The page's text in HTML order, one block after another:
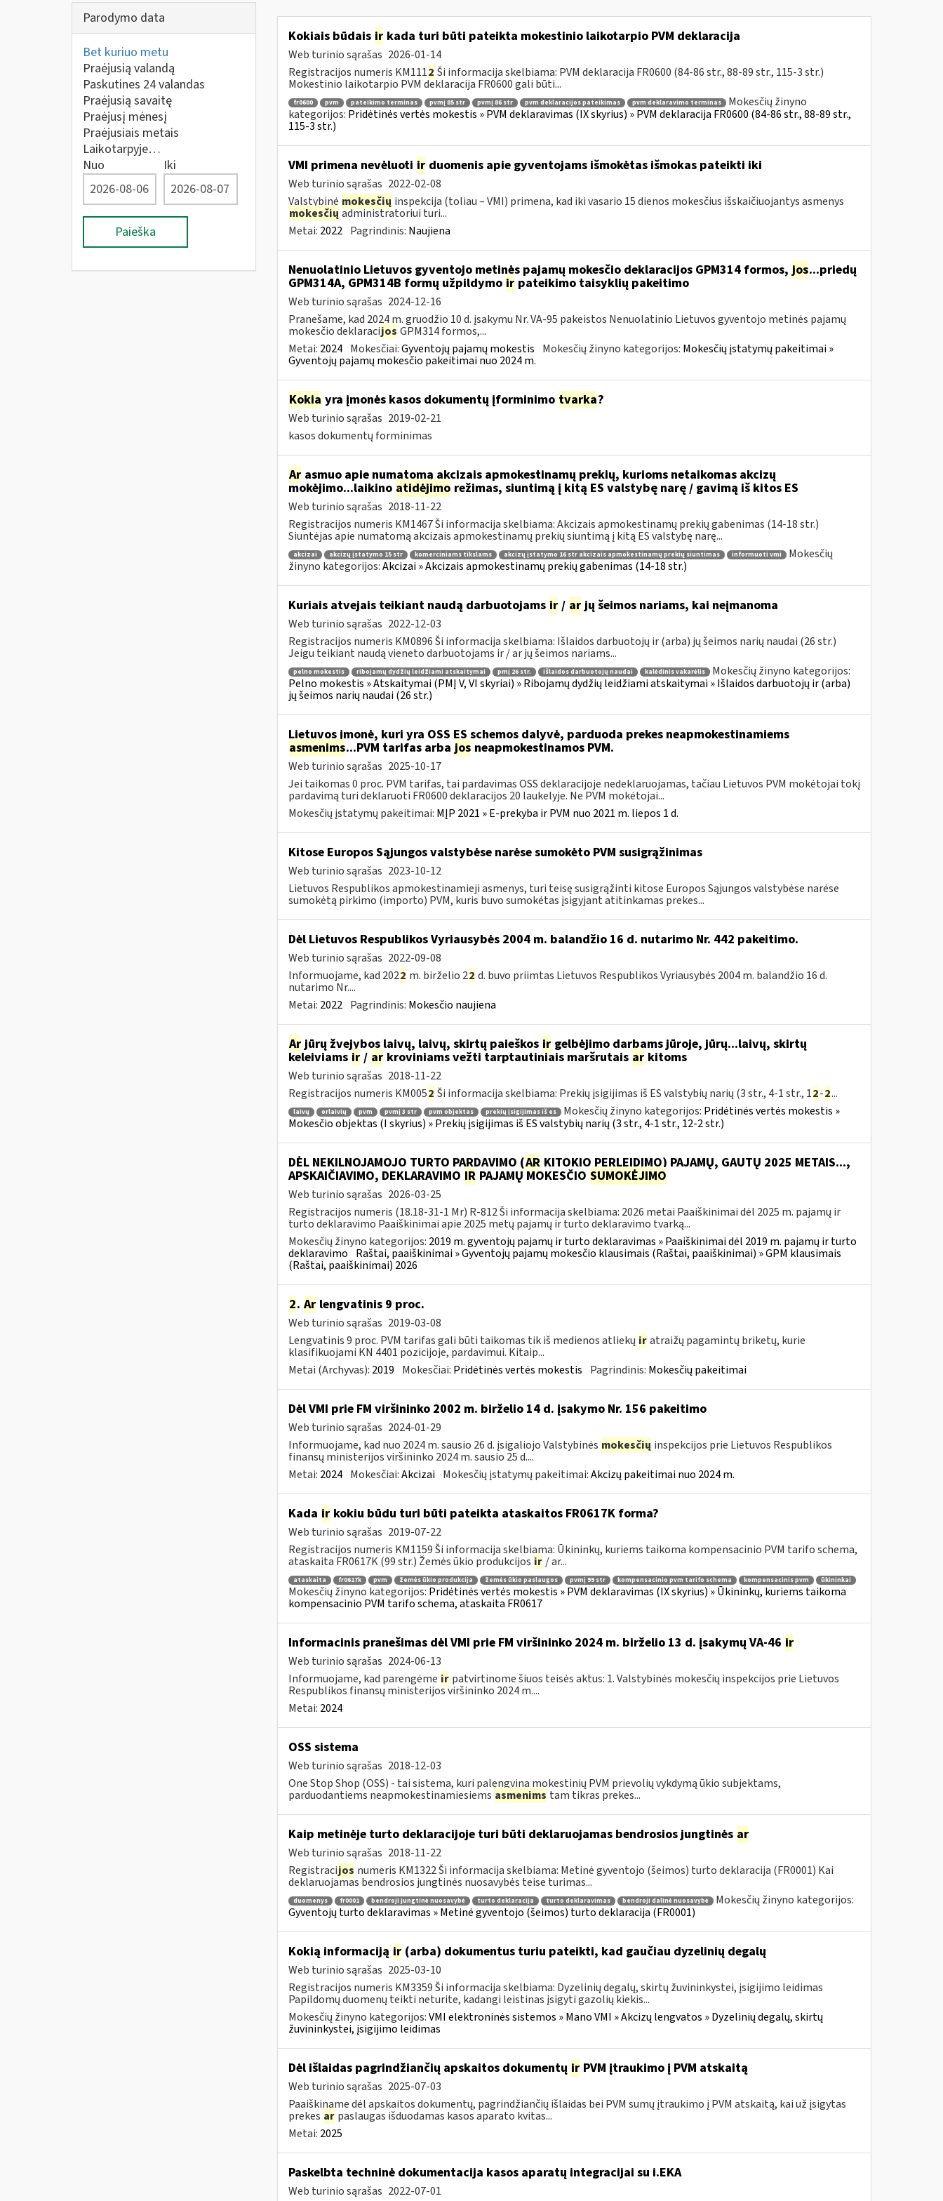
Parodymo data
Bet kuriuo metu
Praėjusią valandą
Paskutines 24 valandas
Praėjusią savaitę
Praėjusį mėnesį
Praėjusiais metais
Laikotarpyje…
Nuo
Iki
Paieška
Kokiais būdais irkada turi būti pateikta mokestinio laikotarpio PVM deklaracija
Web turinio sąrašas 2026-01-14
Registracijos numeris KM1112 Ši informacija skelbiama: PVM deklaracija FR0600 (84-86 str., 88-89 str., 115-3 str.)
Mokestinio laikotarpio PVM deklaracija FR0600 gali būti...
fr0600 pvm pateikimo terminas pvmį 85 str pvmį 86 str pvm deklaracijos pateikimas pvm deklaravimo terminas
Mokesčių žinyno
kategorijos: Pridėtinės vertės mokestis » PVM deklaravimas (IX skyrius) » PVM deklaracija FR0600 (84-86 str., 88-89 str.,
115-3 str.)
VMI primena nevėluoti irduomenis apie gyventojams išmokėtas išmokas pateikti iki
Web turinio sąrašas 2022-02-08
Valstybinė mokesčių inspekcija (toliau – VMI) primena, kad iki vasario 15 dienos mokesčius išskaičiuojantys asmenys
mokesčių administratoriui turi...
Metai: 2022 Pagrindinis: Naujiena
Nenuolatinio Lietuvos gyventojo metinės pajamų mokesčio deklaracijos GPM314 formos, jos...priedų
GPM314A, GPM314B formų užpildymo irpateikimo taisyklių pakeitimo
Web turinio sąrašas 2024-12-16
Pranešame, kad 2024 m. gruodžio 10 d. įsakymu Nr. VA-95 pakeistos Nenuolatinio Lietuvos gyventojo metinės pajamų
mokesčio deklaracijos GPM314 formos,...
Metai: 2024 Mokesčiai:Gyventojų pajamų mokestis Mokesčių žinyno kategorijos: Mokesčių įstatymų pakeitimai »
Gyventojų pajamų mokesčio pakeitimai nuo 2024 m.
Kokia yra įmonės kasos dokumentų įforminimo tvarka?
Web turinio sąrašas 2019-02-21
kasos dokumentų forminimas
Arasmuo apie numatomą akcizais apmokestinamų prekių, kurioms netaikomas akcizų
mokėjimo...laikino atidėjimo režimas, siuntimą į kitą ES valstybę narę / gavimą iš kitos ES
Web turinio sąrašas 2018-11-22
Registracijos numeris KM1467 Ši informacija skelbiama: Akcizais apmokestinamų prekių gabenimas (14-18 str.)
Siuntėjas apie numatomą akcizais apmokestinamų prekių siuntimą į kitą ES valstybę narę...
akcizai akcizų įstatymo 15 str komerciniams tikslams akcizų įstatymo 16 str akcizais apmokestinamų prekių siuntimas informuoti vmi
Mokesčių
žinyno kategorijos:Akcizai » Akcizais apmokestinamų prekių gabenimas (14-18 str.)
Kuriais atvejais teikiant naudą darbuotojams ir/ arjų šeimos nariams, kai neįmanoma
Web turinio sąrašas 2022-12-03
Registracijos numeris KM0896 Ši informacija skelbiama: Išlaidos darbuotojų ir (arba) jų šeimos narių naudai (26 str.)
Jeigu teikiant naudą vieneto darbuotojams ir / ar jų šeimos nariams...
pelno mokestis ribojamų dydžių leidžiami atskaitymai pmį 26 str. išlaidos darbuotojų naudai kalėdinis vakarėlis
Mokesčių žinyno kategorijos:
Pelno mokestis » Atskaitymai (PMĮ V, VI skyriai) » Ribojamų dydžių leidžiami atskaitymai » Išlaidos darbuotojų ir (arba)
jų šeimos narių naudai (26 str.)
Lietuvos įmonė, kuri yra OSS ES schemos dalyvė, parduoda prekes neapmokestinamiems
asmenims...PVM tarifas arba jos neapmokestinamos PVM.
Web turinio sąrašas 2025-10-17
Jei taikomas 0 proc. PVM tarifas, tai pardavimas OSS deklaracijoje nedeklaruojamas, tačiau Lietuvos PVM mokėtojai tokį
pardavimą turi deklaruoti FR0600 deklaracijos 20 laukelyje. Ne PVM mokėtojai...
Mokesčių įstatymų pakeitimai: MĮP 2021 » E-prekyba ir PVM nuo 2021 m. liepos 1 d.
Kitose Europos Sąjungos valstybėse narėse sumokėto PVM susigrąžinimas
Web turinio sąrašas 2023-10-12
Lietuvos Respublikos apmokestinamieji asmenys, turi teisę susigrąžinti kitose Europos Sąjungos valstybėse narėse
sumokėtą pirkimo (importo) PVM, kuris buvo sumokėtas įsigyjant atitinkamas prekes...
Dėl Lietuvos Respublikos Vyriausybės 2004 m. balandžio 16 d. nutarimo Nr. 442 pakeitimo.
Web turinio sąrašas 2022-09-08
Informuojame, kad 2022 m. birželio 22 d. buvo priimtas Lietuvos Respublikos Vyriausybės 2004 m. balandžio 16 d.
nutarimo Nr....
Metai: 2022 Pagrindinis: Mokesčio naujiena
Arjūrų žvejybos laivų, laivų, skirtų paieškos irgelbėjimo darbams jūroje, jūrų...laivų, skirtų
keleiviams ir/ arkroviniams vežti tarptautiniais maršrutais arkitoms
Web turinio sąrašas 2018-11-22
Registracijos numeris KM0052 Ši informacija skelbiama: Prekių įsigijimas iš ES valstybių narių (3 str., 4-1 str., 12-2...
laivų orlaivių pvm pvmį 3 str pvm objektas prekių įsigijimas iš es Mokesčių žinyno kategorijos: Pridėtinės vertės mokestis »
Mokesčio objektas (I skyrius) » Prekių įsigijimas iš ES valstybių narių (3 str., 4-1 str., 12-2 str.)
DĖL NEKILNOJAMOJO TURTO PARDAVIMO (AR KITOKIO PERLEIDIMO) PAJAMŲ, GAUTŲ 2025 METAIS...,
APSKAIČIAVIMO, DEKLARAVIMO IR PAJAMŲ MOKESČIO SUMOKĖJIMO
Web turinio sąrašas 2026-03-25
Registracijos numeris (18.18-31-1 Mr) R-812 Ši informacija skelbiama: 2026 metai Paaiškinimai dėl 2025 m. pajamų ir
turto deklaravimo Paaiškinimai apie 2025 metų pajamų ir turto deklaravimo tvarką...
Mokesčių žinyno kategorijos: 2019 m. gyventojų pajamų ir turto deklaravimas » Paaiškinimai dėl 2019 m. pajamų ir turto
deklaravimo Raštai, paaiškinimai » Gyventojų pajamų mokesčio klausimais (Raštai, paaiškinimai) » GPM klausimais
(Raštai, paaiškinimai) 2026
2. Arlengvatinis 9 proc.
Web turinio sąrašas 2019-03-08
Lengvatinis 9 proc. PVM tarifas gali būti taikomas tik iš medienos atliekų ir atraižų pagamintų briketų, kurie
klasifikuojami KN 4401 pozicijoje, pardavimui. Kitaip...
Metai (Archyvas): 2019 Mokesčiai: Pridėtinės vertės mokestis Pagrindinis: Mokesčių pakeitimai
Dėl VMI prie FM viršininko 2002 m. birželio 14 d. įsakymo Nr. 156 pakeitimo
Web turinio sąrašas 2024-01-29
Informuojame, kad nuo 2024 m. sausio 26 d. įsigaliojo Valstybinės mokesčių inspekcijos prie Lietuvos Respublikos
finansų ministerijos viršininko 2024 m. sausio 25 d....
Metai: 2024 Mokesčiai:Akcizai Mokesčių įstatymų pakeitimai:Akcizų pakeitimai nuo 2024 m.
Kada irkokiu būdu turi būti pateikta ataskaitos FR0617K forma?
Web turinio sąrašas 2019-07-22
Registracijos numeris KM1159 Ši informacija skelbiama: Ūkininkų, kuriems taikoma kompensacinio PVM tarifo schema,
ataskaita FR0617K (99 str.) Žemės ūkio produkcijos ir / ar...
ataskaita fr0617k pvm žemės ūkio produkcija žemės ūkio paslaugos pvmį 99 str kompensacinio pvm tarifo schema kompensacinis pvm ūkininkai
Mokesčių žinyno kategorijos: Pridėtinės vertės mokestis » PVM deklaravimas (IX skyrius) » Ūkininkų, kuriems taikoma
kompensacinio PVM tarifo schema, ataskaita FR0617
Informacinis pranešimas dėl VMI prie FM viršininko 2024 m. birželio 13 d. įsakymų VA-46 ir
Web turinio sąrašas 2024-06-13
Informuojame, kad parengėme ir patvirtinome šiuos teisės aktus: 1. Valstybinės mokesčių inspekcijos prie Lietuvos
Respublikos finansų ministerijos viršininko 2024 m....
Metai: 2024
OSS sistema
Web turinio sąrašas 2018-12-03
One Stop Shop (OSS) - tai sistema, kuri palengvina mokestinių PVM prievolių vykdymą ūkio subjektams,
parduodantiems neapmokestinamiesiems asmenims tam tikras prekes...
Kaip metinėje turto deklaracijoje turi būti deklaruojamas bendrosios jungtinės ar
Web turinio sąrašas 2018-11-22
Registracijos numeris KM1322 Ši informacija skelbiama: Metinė gyventojo (šeimos) turto deklaracija (FR0001) Kai
deklaruojamas bendrosios jungtinės nuosavybės teise turimas...
duomenys fr0001 bendroji jungtinė nuosavybė turto deklaracija turto deklaravimas bendroji dalinė nuosavybė
Mokesčių žinyno kategorijos:
Gyventojų turto deklaravimas » Metinė gyventojo (šeimos) turto deklaracija (FR0001)
Kokią informaciją ir(arba) dokumentus turiu pateikti, kad gaučiau dyzelinių degalų
Web turinio sąrašas 2025-03-10
Registracijos numeris KM3359 Ši informacija skelbiama: Dyzelinių degalų, skirtų žuvininkystei, įsigijimo leidimas
Papildomų duomenų teikti neturite, kadangi leistinas įsigyti gazolių kiekis...
Mokesčių žinyno kategorijos:VMI elektroninės sistemos » Mano VMI » Akcizų lengvatos » Dyzelinių degalų, skirtų
žuvininkystei, įsigijimo leidimas
Dėl išlaidas pagrindžiančių apskaitos dokumentų irPVM įtraukimo į PVM atskaitą
Web turinio sąrašas 2025-07-03
Paaiškiname dėl apskaitos dokumentų, pagrindžiančių išlaidas bei PVM sumų įtraukimo į PVM atskaitą, kai už įsigytas
prekes ar paslaugas išduodamas kasos aparato kvitas...
Metai: 2025
Paskelbta techninė dokumentacija kasos aparatų integracijai su i.EKA
Web turinio sąrašas 2022-07-01